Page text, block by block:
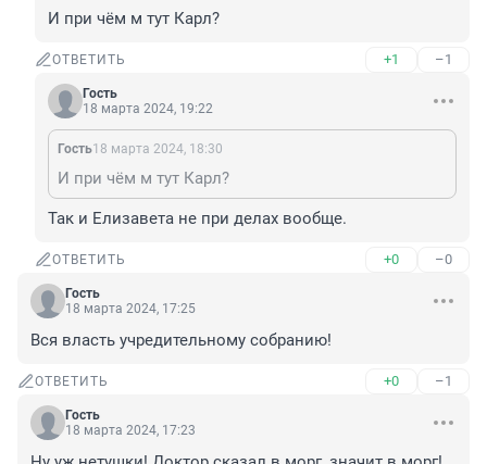
И при чём м тут Карл?
ОТВЕТИТЬ +1 –1
Гость
18 марта 2024, 19:22
Гость18 марта 2024, 18:30
И при чём м тут Карл?
Так и Елизавета не при делах вообще.
ОТВЕТИТЬ +0 –0
Гость
18 марта 2024, 17:25
Вся власть учредительному собранию!
ОТВЕТИТЬ +0 –1
Гость
18 марта 2024, 17:23